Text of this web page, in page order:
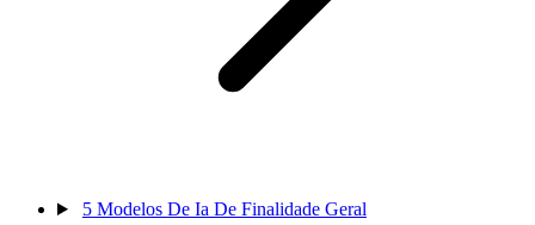
5 Modelos De Ia De Finalidade Geral